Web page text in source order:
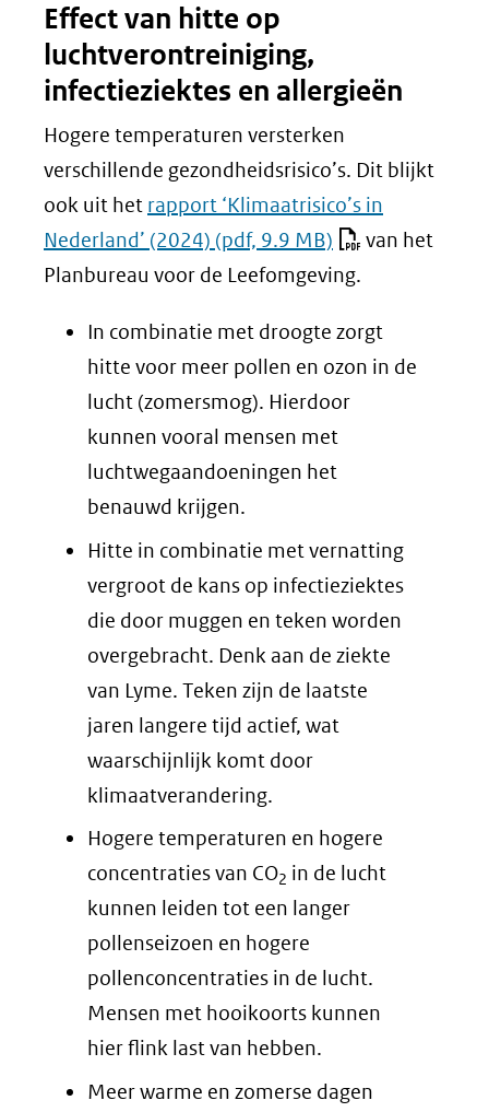
website)
naar
een
andere
website)
Effect van hitte op
luchtverontreiniging,
infectieziektes en allergieën
Hogere temperaturen versterken
verschillende gezondheidsrisico’s. Dit blijkt
ook uit het rapport ‘Klimaatrisico’s in
Nederland’ (2024) (pdf, 9.9 MB)
van het
Planbureau voor de Leefomgeving.
In combinatie met droogte zorgt
hitte voor meer pollen en ozon in de
lucht (zomersmog). Hierdoor
kunnen vooral mensen met
luchtwegaandoeningen het
benauwd krijgen.
Hitte in combinatie met vernatting
vergroot de kans op infectieziektes
die door muggen en teken worden
overgebracht. Denk aan de ziekte
van Lyme. Teken zijn de laatste
jaren langere tijd actief, wat
waarschijnlijk komt door
klimaatverandering.
Hogere temperaturen en hogere
concentraties van CO2 in de lucht
kunnen leiden tot een langer
pollenseizoen en hogere
pollenconcentraties in de lucht.
Mensen met hooikoorts kunnen
hier flink last van hebben.
Meer warme en zomerse dagen